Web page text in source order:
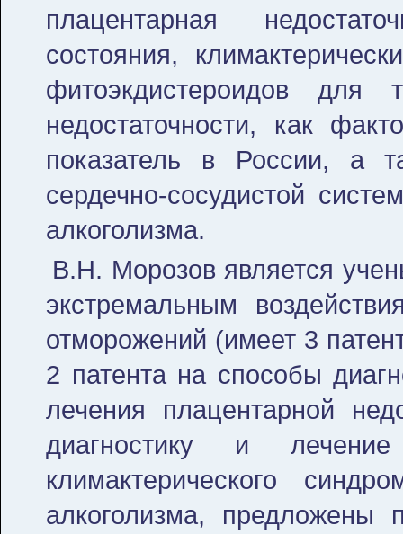
плацентарная
состояния,
фитоэкдистероидов для
недостаточности, как
показатель в России, а
сердечно-сосудистой
алкоголизма.
В.Н. Морозов является
экстремальным
отморожений (имеет 3
2 патента на способы
лечения плацентарной
диагностику и лечение
климактерического
алкоголизма, предложены